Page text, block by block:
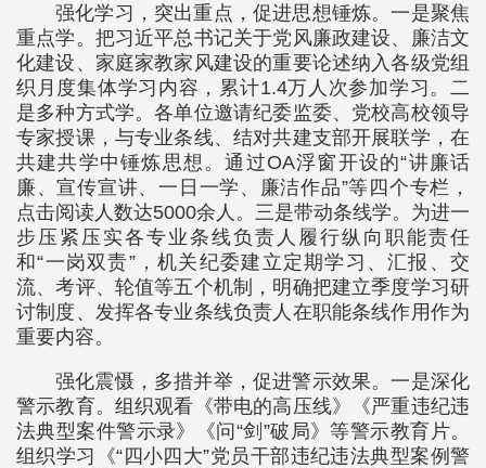
强化学习，突出重点，促进思想锤炼。一是聚焦
重点学。把习近平总书记关于党风廉政建设、廉洁文
化建设、家庭家教家风建设的重要论述纳入各级党组
织月度集体学习内容，累计1.4万人次参加学习。二
是多种方式学。各单位邀请纪委监委、党校高校领导
专家授课，与专业条线、结对共建支部开展联学，在
共建共学中锤炼思想。通过OA浮窗开设的“讲廉话
廉、宣传宣讲、一日一学、廉洁作品”等四个专栏，
点击阅读人数达5000余人。三是带动条线学。为进一
步压紧压实各专业条线负责人履行纵向职能责任
和“一岗双责”，机关纪委建立定期学习、汇报、交
流、考评、轮值等五个机制，明确把建立季度学习研
讨制度、发挥各专业条线负责人在职能条线作用作为
重要内容。
强化震慑，多措并举，促进警示效果。一是深化
警示教育。组织观看《带电的高压线》《严重违纪违
法典型案件警示录》《问“剑”破局》等警示教育片。
组织学习《“四小四大”党员干部违纪违法典型案例警